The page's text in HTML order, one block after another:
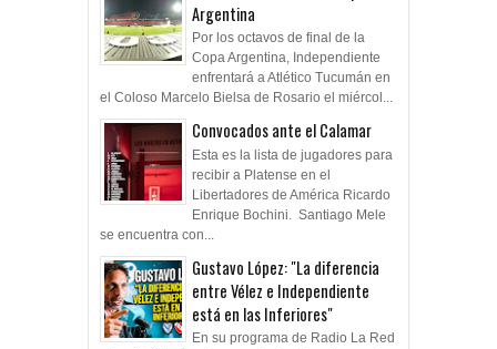
Argentina
Por los octavos de final de la
Copa Argentina, Independiente
enfrentará a Atlético Tucumán en
el Coloso Marcelo Bielsa de Rosario el miércol...
Convocados ante el Calamar
Esta es la lista de jugadores para
recibir a Platense en el
Libertadores de América Ricardo
Enrique Bochini. Santiago Mele
se encuentra con...
Gustavo López: "La diferencia
entre Vélez e Independiente
está en las Inferiores"
En su programa de Radio La Red